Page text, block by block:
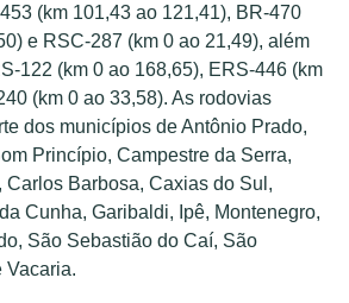
(km 101,43 ao 121,41), BR-470
e RSC-287 (km 0 ao 21,49), além
122 (km 0 ao 168,65), ERS-446 (km
(km 0 ao 33,58). As rodovias
dos municípios de Antônio Prado,
Princípio, Campestre da Serra,
Barbosa, Caxias do Sul,
Cunha, Garibaldi, Ipê, Montenegro,
São Sebastião do Caí, São
Vacaria.